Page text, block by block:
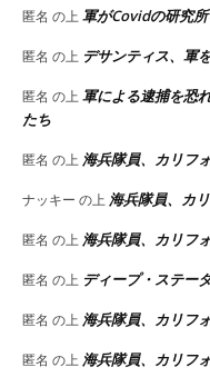
匿名 の上 軍がCovidの研究
匿名 の上 デサンティス、軍
匿名 の上 軍による逮捕を恐
たち
匿名 の上 海兵隊員、カリフ
ナッキー の上 海兵隊員、カ
匿名 の上 海兵隊員、カリフ
匿名 の上 ディープ・ステー
匿名 の上 海兵隊員、カリフ
匿名 の上 海兵隊員、カリフ